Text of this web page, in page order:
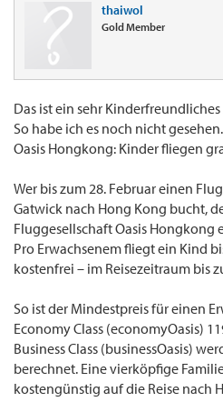
thaiwol
Gold Member
Das ist ein sehr
So habe ich es noch nicht gesehen.
Oasis Hongkong: Kinder fliegen
Wer bis zum 28. Februar einen
Gatwick nach Hong Kong bucht,
Fluggesellschaft Oasis Hongkong
Pro Erwachsenem fliegt ein Kind
kostenfrei – im Reisezeitraum bis
So ist der Mindestpreis für einen
Economy Class (economyOasis)
Business Class (businessOasis)
berechnet. Eine vierköpfige
kostengünstig auf die Reise nach